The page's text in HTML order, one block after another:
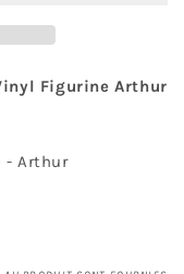
Figurine Arthur
- Arthur